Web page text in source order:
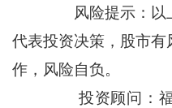
风险提示：以上
代表投资决策，股市
作，风险自负。
投资顾问：福建